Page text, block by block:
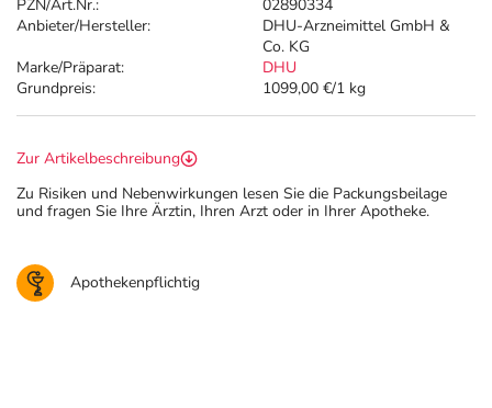
PZN/Art.Nr.:
02890334
Anbieter/Hersteller:
DHU-Arzneimittel GmbH &
Co. KG
Marke/Präparat:
DHU
Grundpreis:
1099,00 €/1 kg
Zur Artikelbeschreibung
Zu Risiken und Nebenwirkungen lesen Sie die Packungsbeilage
und fragen Sie Ihre Ärztin, Ihren Arzt oder in Ihrer Apotheke.
Apothekenpflichtig